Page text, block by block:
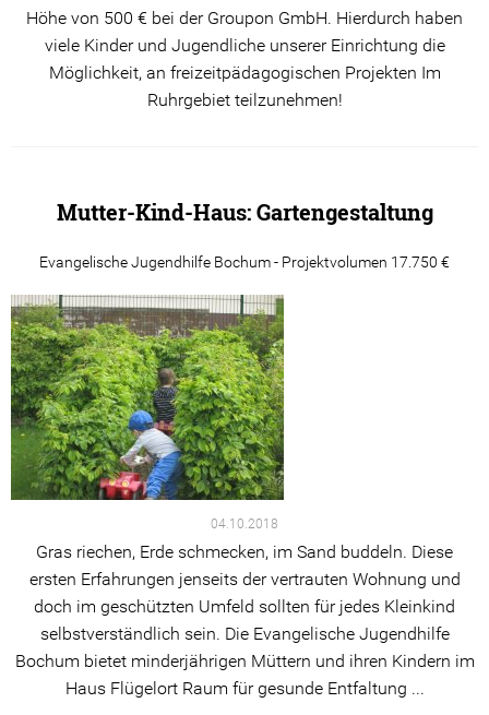
Höhe von 500 € bei der Groupon GmbH. Hierdurch haben
viele Kinder und Jugendliche unserer Einrichtung die
Möglichkeit, an freizeitpädagogischen Projekten Im
Ruhrgebiet teilzunehmen!
Mutter-Kind-Haus: Gartengestaltung
Evangelische Jugendhilfe Bochum - Projektvolumen 17.750 €
04.10.2018
Gras riechen, Erde schmecken, im Sand buddeln. Diese
ersten Erfahrungen jenseits der vertrauten Wohnung und
doch im geschützten Umfeld sollten für jedes Kleinkind
selbstverständlich sein. Die Evangelische Jugendhilfe
Bochum bietet minderjährigen Müttern und ihren Kindern im
Haus Flügelort Raum für gesunde Entfaltung ...